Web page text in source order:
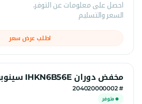
احصل على معلومات عن التوفر،
السعر والتسليم
اطلب عرض سعر
مخفض دوران IHKN6B56E سينوبوم
# 204020000002
متوفر